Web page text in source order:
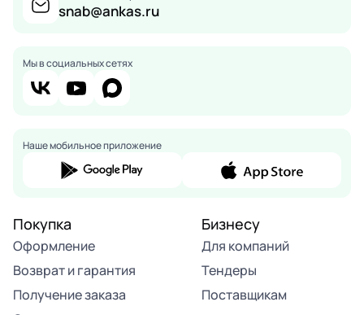
snab@ankas.ru
Мы в социальных сетях
Наше мобильное приложение
Покупка
Оформление
Возврат и гарантия
Получение заказа
Бизнесу
Для компаний
Тендеры
Поставщикам